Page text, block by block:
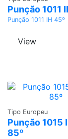
Punção 1011
Punção 1011 IH 45º
View
Tipo Europeu
Punção 1015
85º